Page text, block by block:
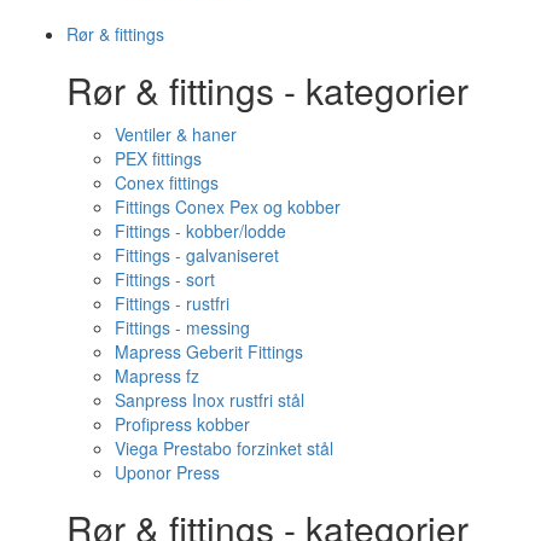
Rør & fittings
Rør & fittings - kategorier
Ventiler & haner
PEX fittings
Conex fittings
Fittings Conex Pex og kobber
Fittings - kobber/lodde
Fittings - galvaniseret
Fittings - sort
Fittings - rustfri
Fittings - messing
Mapress Geberit Fittings
Mapress fz
Sanpress Inox rustfri stål
Profipress kobber
Viega Prestabo forzinket stål
Uponor Press
Rør & fittings - kategorier